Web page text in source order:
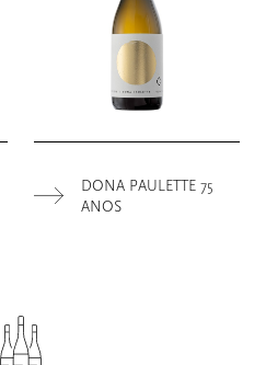
DONA PAULETTE 75
ANOS